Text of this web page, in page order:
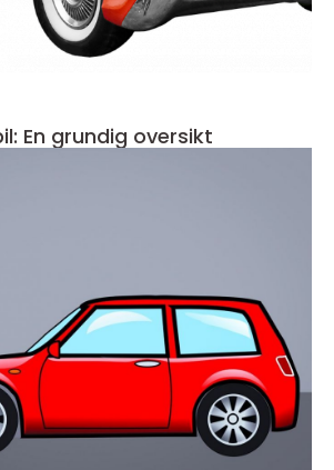
En grundig oversikt